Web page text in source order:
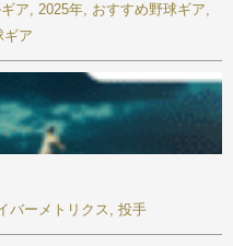
ア, 2025年, おすすめ野球ギア,
ギア
バーメトリクス, 投手